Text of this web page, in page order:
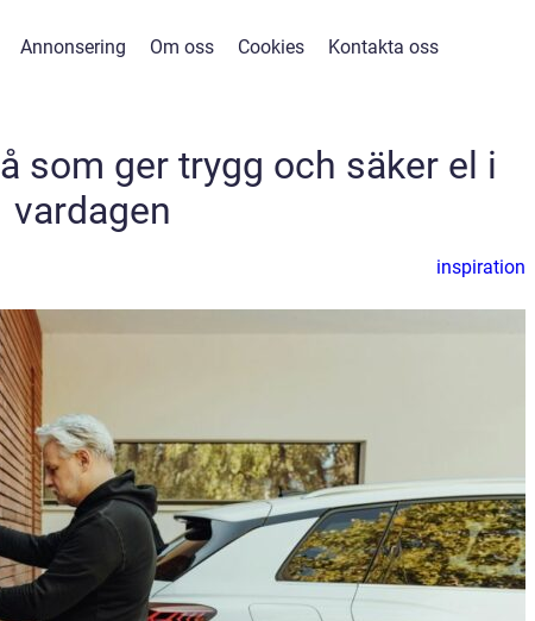
Annonsering Om oss Cookies Kontakta oss
som ger trygg och säker el i
vardagen
inspiration